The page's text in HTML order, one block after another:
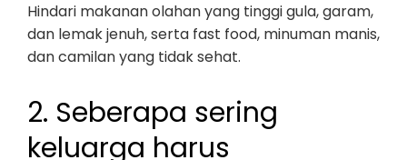
Hindari makanan olahan yang tinggi gula, garam,
dan lemak jenuh, serta fast food, minuman manis,
dan camilan yang tidak sehat.
2. Seberapa sering
keluarga harus